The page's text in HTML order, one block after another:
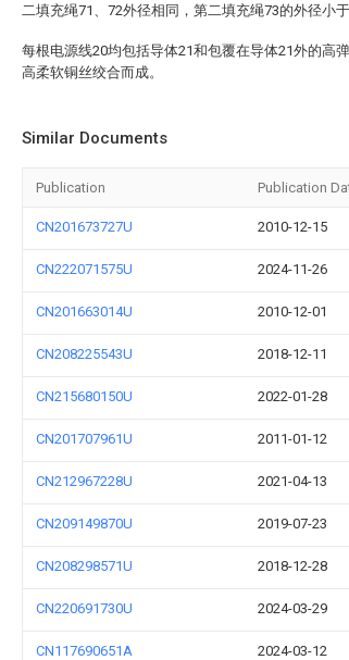
二填充绳71、72外径相同，第二填充绳73的外径小
每根电源线20均包括导体21和包覆在导体21外的高
高柔软铜丝绞合而成。
Similar Documents
Publication Publication
CN201673727U 2010-12-15
CN222071575U 2024-11-26
CN201663014U 2010-12-01
CN208225543U 2018-12-11
CN215680150U 2022-01-28
CN201707961U 2011-01-12
CN212967228U 2021-04-13
CN209149870U 2019-07-23
CN208298571U 2018-12-28
CN220691730U 2024-03-29
CN117690651A 2024-03-12